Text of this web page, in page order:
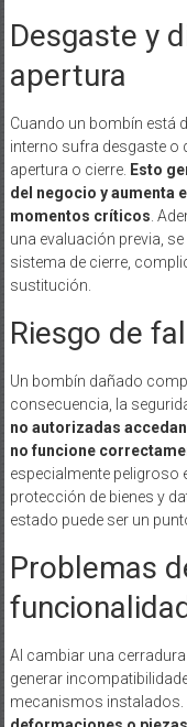
Desgaste y
apertura
Cuando un bombín está
interno sufra desgaste o
apertura o cierre. Esto
del negocio y aumenta
momentos críticos.
una evaluación previa,
sistema de cierre,
sustitución.
Riesgo de
Un bombín dañado
consecuencia, la
no autorizadas
no funcione
especialmente peligroso
protección de bienes y
estado puede ser un
Problemas
funcionalidad
Al cambiar una
generar
mecanismos instalados.